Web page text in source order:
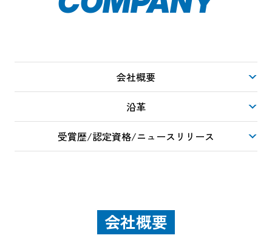
会社概要
沿革
受賞歴/認定資格/ニュースリリース
会社概要